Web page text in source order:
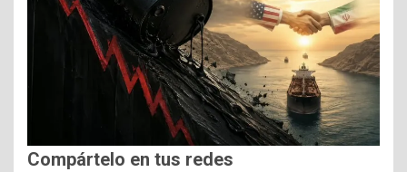
Compártelo en tus redes